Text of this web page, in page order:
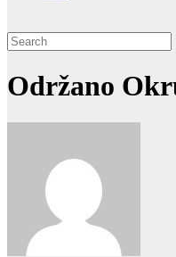
Održano